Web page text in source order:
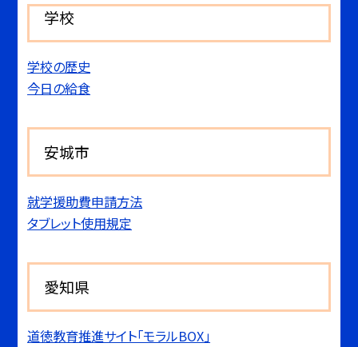
学校
学校の歴史
今日の給食
安城市
就学援助費申請方法
タブレット使用規定
愛知県
道徳教育推進サイト「モラルBOX」